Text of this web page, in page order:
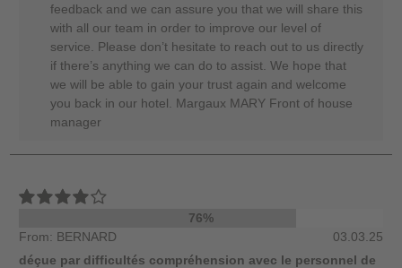
feedback and we can assure you that we will share this
with all our team in order to improve our level of
service. Please don’t hesitate to reach out to us directly
if there’s anything we can do to assist. We hope that
we will be able to gain your trust again and welcome
you back in our hotel. Margaux MARY Front of house
manager
76%
From: BERNARD
03.03.25
déçue par difficultés compréhension avec le personnel de